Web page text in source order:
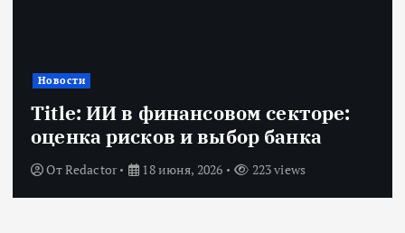
Новости
Title: ИИ в финансовом секторе:
оценка рисков и выбор банка
ОтRedactor 18 июня, 2026 223 views